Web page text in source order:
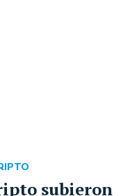
subieron